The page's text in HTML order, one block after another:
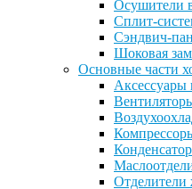
Осушители
Сплит-
Сэндвич-
Шоковая
Основные части
Аксессуары
Отделители